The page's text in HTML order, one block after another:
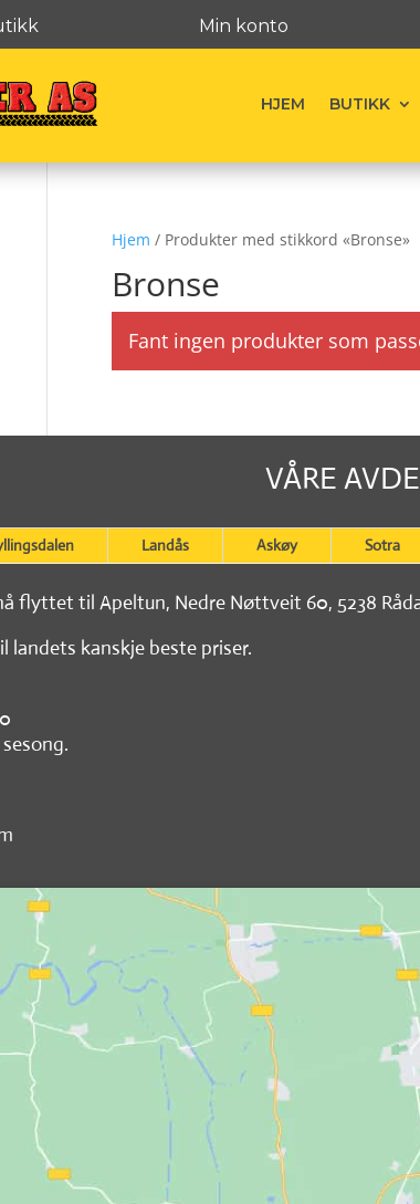
Min konto
HJEM BUTIKK
Hjem / Produkter med stikkord «Bronse»
Bronse
Fant ingen produkter som
VÅRE
Landås Askøy Sotra
flyttet til Apeltun, Nedre Nøttveit 60, 5238
landets kanskje beste priser.